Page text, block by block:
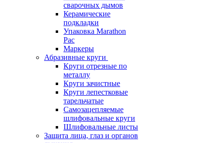
сварочных дымов
Керамические
подкладки
Упаковка Marathon
Pac
Маркеры
Абразивные круги
Круги отрезные по
металлу
Круги зачистные
Круги лепестковые
тарельчатые
Самозацепляемые
шлифовальные круги
Шлифовальные листы
Защита лица, глаз и органов